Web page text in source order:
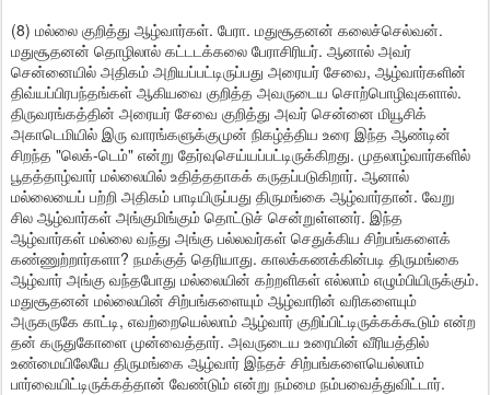
(8) மல்லை குறித்து ஆழ்வார்கள். பேரா. மதுசூதனன் கலைச்செல்வன்.
மதுசூதனன் தொழிலால் கட்டடக்கலை பேராசிரியர். ஆனால் அவர்
சென்னையில் அதிகம் அறியப்பட்டிருப்பது அரையர் சேவை, ஆழ்வார்களின்
திவ்யப்பிரபந்தங்கள் ஆகியவை குறித்த அவருடைய சொற்பொழிவுகளால்.
திருவரங்கத்தின் அரையர் சேவை குறித்து அவர் சென்னை மியூசிக்
அகாடெமியில் இரு வாரங்களுக்குமுன் நிகழ்த்திய உரை இந்த ஆண்டின்
சிறந்த "லெக்-டெம்" என்று தேர்வுசெய்யப்பட்டிருக்கிறது. முதலாழ்வார்களில்
பூதத்தாழ்வார் மல்லையில் உதித்ததாகக் கருதப்படுகிறார். ஆனால்
மல்லையைப் பற்றி அதிகம் பாடியிருப்பது திருமங்கை ஆழ்வார்தான். வேறு
சில ஆழ்வார்கள் அங்குமிங்கும் தொட்டுச் சென்றுள்ளனர். இந்த
ஆழ்வார்கள் மல்லை வந்து அங்கு பல்லவர்கள் செதுக்கிய சிற்பங்களைக்
கண்ணுற்றார்களா? நமக்குத் தெரியாது. காலக்கணக்கின்படி திருமங்கை
ஆழ்வார் அங்கு வந்தபோது மல்லையின் கற்றளிகள் எல்லாம் எழும்பியிருக்கும்.
மதுசூதனன் மல்லையின் சிற்பங்களையும் ஆழ்வாரின் வரிகளையும்
அருகருகே காட்டி, எவற்றையெல்லாம் ஆழ்வார் குறிப்பிட்டிருக்கக்கூடும் என்ற
தன் கருதுகோளை முன்வைத்தார். அவருடைய உரையின் வீரியத்தில்
உண்மையிலேயே திருமங்கை ஆழ்வார் இந்தச் சிற்பங்களையெல்லாம்
பார்வையிட்டிருக்கத்தான் வேண்டும் என்று நம்மை நம்பவைத்துவிட்டார்.